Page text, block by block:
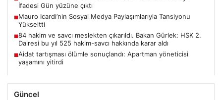
İfadesi Gün yüzüne çıktı
■Mauro Icardi’nin Sosyal Medya Paylaşımlarıyla Tansiyonu
Yükseltti
■84 hakim ve savcı meslekten çıkarıldı. Bakan Gürlek: HSK 2.
Dairesi bu yıl 525 hakim-savcı hakkında karar aldı
■Aidat tartışması ölümle sonuçlandı: Apartman yöneticisi
yaşamını yitirdi
Güncel